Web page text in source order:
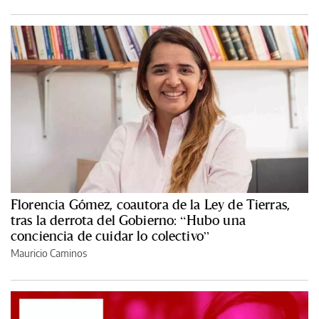
Florencia Gómez, coautora de la Ley de Tierras,
tras la derrota del Gobierno: “Hubo una
conciencia de cuidar lo colectivo”
Mauricio Caminos